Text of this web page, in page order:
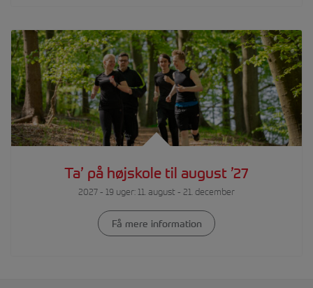
Ta’ på højskole til august ’27
2027 - 19 uger: 11. august - 21. december
Få mere information